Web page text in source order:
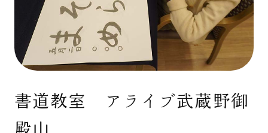
書道教室 アライブ武蔵野御
殿山